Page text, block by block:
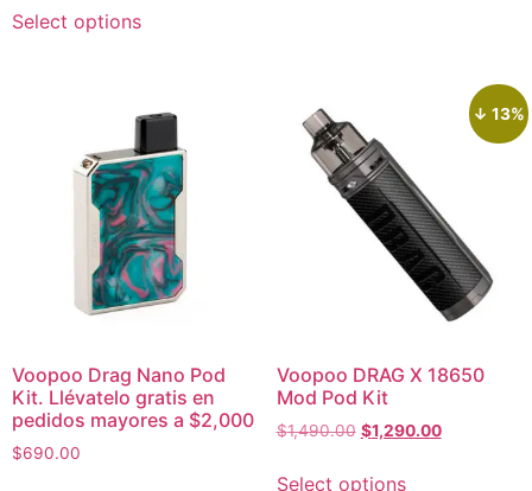
Select options
Voopoo Drag Nano Pod
Kit. Llévatelo gratis en
pedidos mayores a $2,000
$690.00
↓ 13%
Voopoo DRAG X 18650
Mod Pod Kit
$1,490.00 $1,290.00
Select options